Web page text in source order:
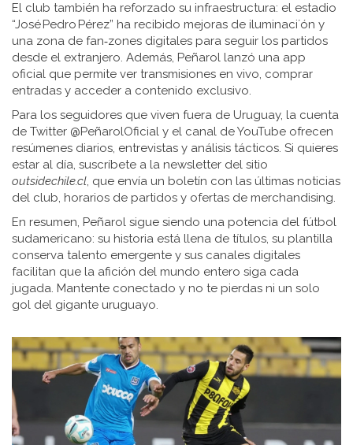
El club también ha reforzado su infraestructura: el estadio
“José Pedro Pérez” ha recibido mejoras de iluminaci´ón y
una zona de fan‑zones digitales para seguir los partidos
desde el extranjero. Además, Peñarol lanzó una app
oficial que permite ver transmisiones en vivo, comprar
entradas y acceder a contenido exclusivo.
Para los seguidores que viven fuera de Uruguay, la cuenta
de Twitter @PeñarolOficial y el canal de YouTube ofrecen
resúmenes diarios, entrevistas y análisis tácticos. Si quieres
estar al día, suscríbete a la newsletter del sitio
outsidechile.cl, que envía un boletín con las últimas noticias
del club, horarios de partidos y ofertas de merchandising.
En resumen, Peñarol sigue siendo una potencia del fútbol
sudamericano: su historia está llena de títulos, su plantilla
conserva talento emergente y sus canales digitales
facilitan que la afición del mundo entero siga cada
jugada. Mantente conectado y no te pierdas ni un solo
gol del gigante uruguayo.